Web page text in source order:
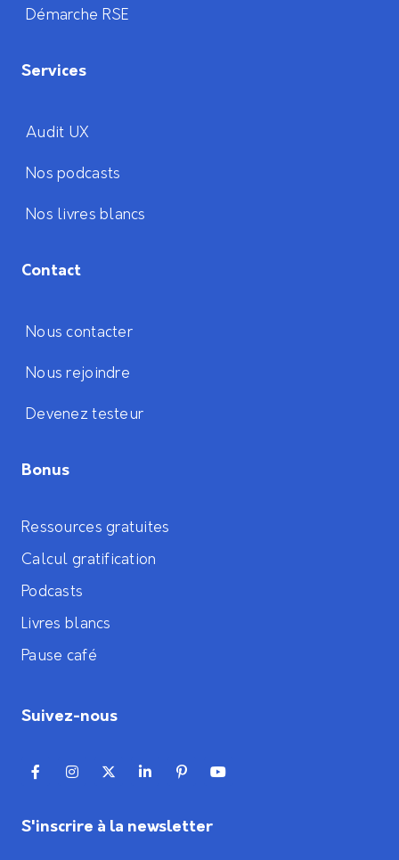
Démarche RSE
Services
Audit UX
Nos podcasts
Nos livres blancs
Contact
Nous contacter
Nous rejoindre
Devenez testeur
Bonus
Ressources gratuites
Calcul gratification
Podcasts
Livres blancs
Pause café
Suivez-nous
S'inscrire à la newsletter